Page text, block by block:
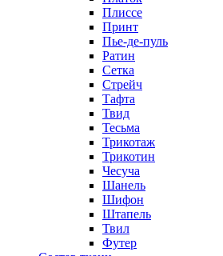
Плиссе
Принт
Пье-де-пуль
Ратин
Сетка
Стрейч
Тафта
Твид
Тесьма
Трикотаж
Трикотин
Чесуча
Шанель
Шифон
Штапель
Твил
Футер